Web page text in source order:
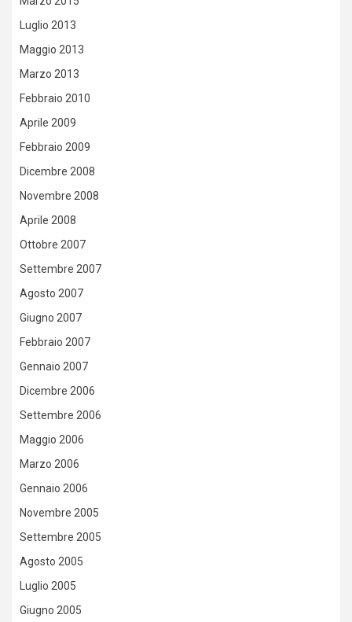
Luglio 2013
Maggio 2013
Marzo 2013
Febbraio 2010
Aprile 2009
Febbraio 2009
Dicembre 2008
Novembre 2008
Aprile 2008
Ottobre 2007
Settembre 2007
Agosto 2007
Giugno 2007
Febbraio 2007
Gennaio 2007
Dicembre 2006
Settembre 2006
Maggio 2006
Marzo 2006
Gennaio 2006
Novembre 2005
Settembre 2005
Agosto 2005
Luglio 2005
Giugno 2005